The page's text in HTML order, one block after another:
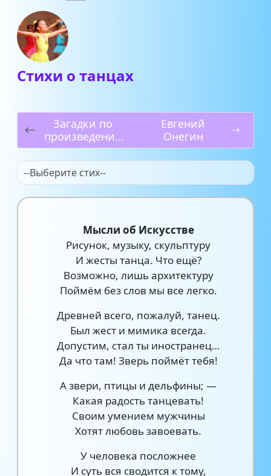
Стихи о танцах
Загадки по
произведения
м
Евгений
Онегин
--Выберите стих--
Мысли об Искусстве
Рисунок, музыку, скульптуру
И жесты танца. Что ещё?
Возможно, лишь архитектуру
Поймём без слов мы все легко.
Древней всего, пожалуй, танец.
Был жест и мимика всегда.
Допустим, стал ты иностранец…
Да что там! Зверь поймёт тебя!
А звери, птицы и дельфины; —
Какая радость танцевать!
Своим умением мужчины
Хотят любовь завоевать.
У человека посложнее
И суть вся сводится к тому,